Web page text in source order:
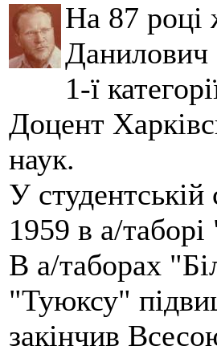
На 87 році
Данилович
1-ї
Доцент
наук.
У студентській
1959 в а/
В а/таборах
"Туюксу"
закінчив